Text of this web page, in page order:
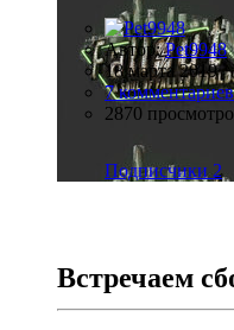
Автор:Pet9948
18 марта 2019
7 комментариев
2870
Подписчики 2
Встречаем